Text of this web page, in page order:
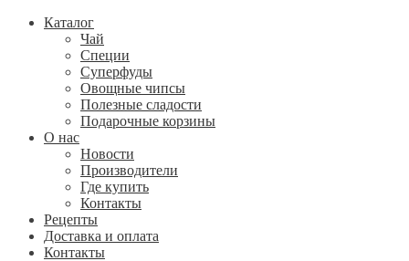
Каталог
Чай
Специи
Cуперфуды
Овощные чипсы
Полезные сладости
Подарочные корзины
О нас
Новости
Производители
Где купить
Контакты
Рецепты
Доставка и оплата
Контакты